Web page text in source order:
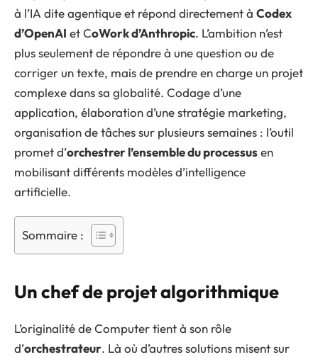
à l’IA dite agentique et répond directement à Codex
d’OpenAI et CoWork d’Anthropic. L’ambition n’est
plus seulement de répondre à une question ou de
corriger un texte, mais de prendre en charge un projet
complexe dans sa globalité. Codage d’une
application, élaboration d’une stratégie marketing,
organisation de tâches sur plusieurs semaines : l’outil
promet d’orchestrer l’ensemble du processusen
mobilisant différents modèles d’intelligence
artificielle.
Sommaire :
Un chef de projet algorithmique
L’originalité de Computer tient à son rôle
d’orchestrateur. Là où d’autres solutions misent sur